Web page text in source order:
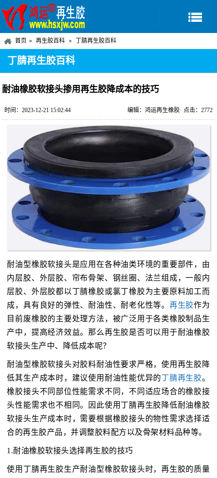
首页 再生胶百科 丁腈再生胶百科
丁腈再生胶百科
耐油橡胶软接头掺用再生胶降成本的技巧
时间：2023-12-21 15:02:44 点击：2772
编辑：鸿运再生橡胶
耐油型橡胶软接头是应用在各种油类环境的重要部件，由
内层胶、外层胶、帘布骨架、钢丝圈、法兰组成，一般内
层胶、外层胶都以丁腈橡胶或氯丁橡胶为主要原料加工而
成，具有良好的弹性、耐油性、耐老化性等。 再生胶作为
目前废橡胶的主要处理方法，被广泛用于各类橡胶制品生
产中，提高经济效益。那么再生胶是否可以用于耐油橡胶
软接头生产中、降低成本呢？
耐油型橡胶软接头对胶料耐油性要求严格，使用再生胶降
低其生产成本时，建议使用耐油性能优异的丁腈再生胶。
橡胶接头不同部位性能需求不同，不同适应场合的橡胶接
头性能需求也不相同。因此使用丁腈再生胶降低耐油橡胶
软接头生产成本时，需要根据橡胶接头的物性需求选择适
合的再生胶产品，并调整胶料配方以及骨架材料品种等。
1.耐油橡胶软接头选择再生胶的技巧
使用丁腈再生胶生产耐油型橡胶软接头时，再生胶的质量